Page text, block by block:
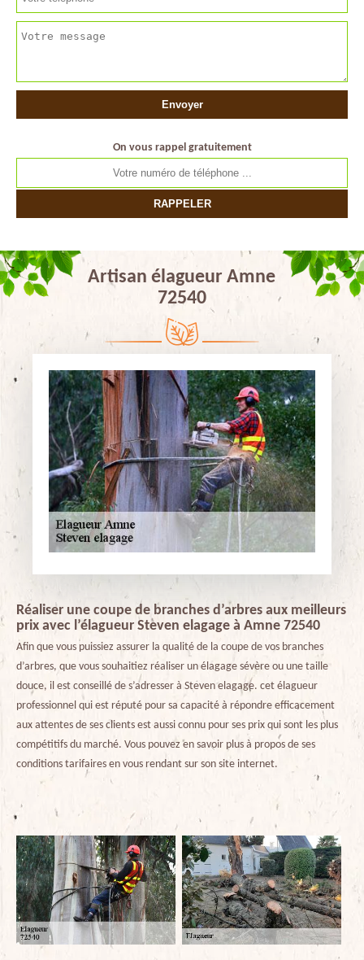
On vous rappel gratuitement
Artisan élagueur Amne
72540
Réaliser une coupe de branches d’arbres aux meilleurs
prix avec l’élagueur Steven elagage à Amne 72540
Afin que vous puissiez assurer la qualité de la coupe de vos branches
d’arbres, que vous souhaitiez réaliser un élagage sévère ou une taille
douce, il est conseillé de s’adresser à Steven elagage. cet élagueur
professionnel qui est réputé pour sa capacité à répondre efficacement
aux attentes de ses clients est aussi connu pour ses prix qui sont les plus
compétitifs du marché. Vous pouvez en savoir plus à propos de ses
conditions tarifaires en vous rendant sur son site internet.